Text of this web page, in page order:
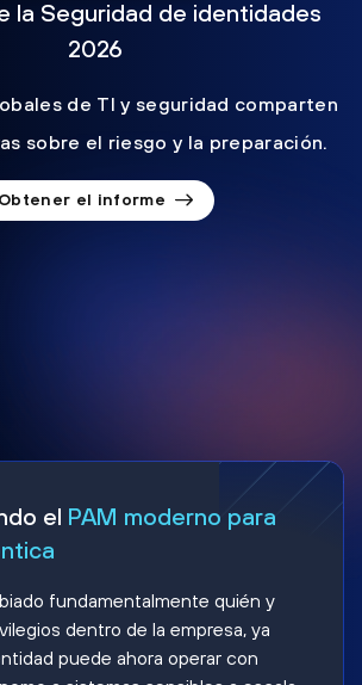
la Seguridad de identidades
2026
de TI y seguridad comparten
sobre el riesgo y la preparación.
Obtener el informe
el PAM moderno para
fundamentalmente quién y
dentro de la empresa, ya
puede ahora operar con